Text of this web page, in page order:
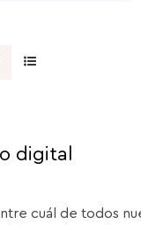
digital
cuál de todos